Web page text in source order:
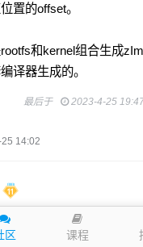
区 课程
置的offset。
和kernel组合生成
译器生成的。
最后于 2023-4-25
14:02
传一下这芯片的数据手册
道针脚分布也可以自行画